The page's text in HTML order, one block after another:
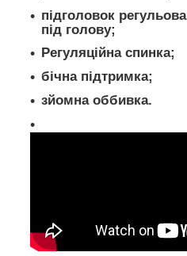
підголовок
під голову;
Регуляційна спинка;
бічна підтримка;
зйомна оббивка.